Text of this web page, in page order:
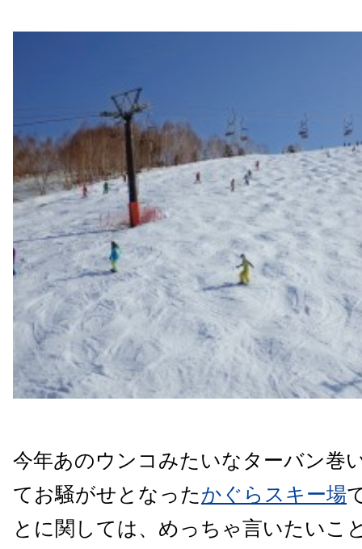
今年あのウンコみたいなターバン巻
てお騒がせとなったかぐらスキー場
とに関しては、めっちゃ言いたいこ